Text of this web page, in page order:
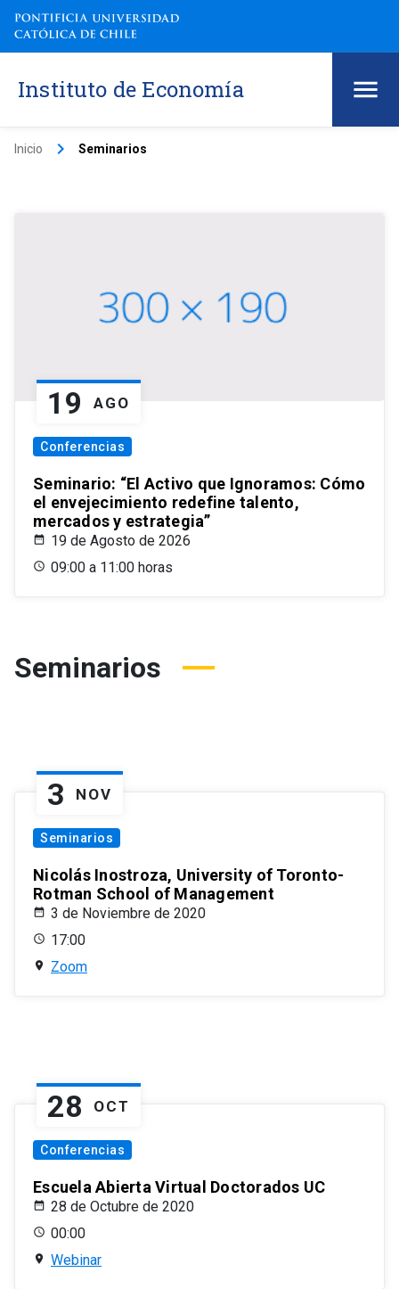
Instituto de Economía
Inicio keyboard_arrow_right Seminarios
19 AGO
Conferencias
Seminario: “El Activo que Ignoramos: Cómo
el envejecimiento redefine talento,
mercados y estrategia”
19 de Agosto de 2026
09:00 a 11:00 horas
Seminarios
3 NOV
Seminarios
Nicolás Inostroza, University of Toronto-
Rotman School of Management
3 de Noviembre de 2020
17:00
Zoom
28 OCT
Conferencias
Escuela Abierta Virtual Doctorados UC
28 de Octubre de 2020
00:00
Webinar